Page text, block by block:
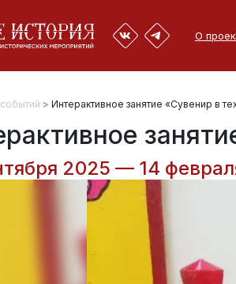
О
> Интерактивное занятие «Сувенир в
2025 — 14